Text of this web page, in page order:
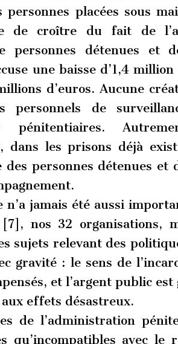
personnes placées sous
de croître du fait de
personnes détenues et
une baisse d’1,4 million
d’euros. Aucune
personnels de
pénitentiaires.
dans les prisons déjà
personnes détenues et
jamais été aussi
nos 32 organisations,
sujets relevant des
gravité : le sens de
et l’argent public est
effets désastreux.
de l’administration
qu’incompatibles avec le